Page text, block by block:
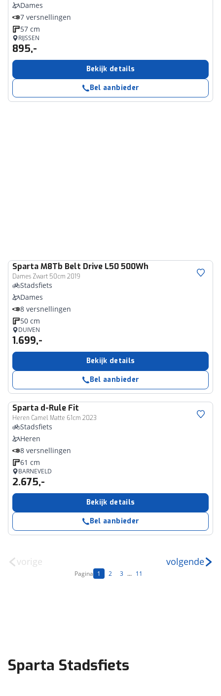
Dames
7 versnellingen
57 cm
RIJSSEN
895,-
Bekijk details
Bel aanbieder
SpartaM8Tb Belt Drive L50 500Wh
Dames Zwart 50cm 2019
Stadsfiets
Dames
8 versnellingen
50 cm
DUIVEN
1.699,-
Bekijk details
Bel aanbieder
Sparta d-Rule Fit
Heren Camel Matte 61cm 2023
Stadsfiets
Heren
8 versnellingen
61 cm
BARNEVELD
2.675,-
Bekijk details
Bel aanbieder
vorige
Pagina 1 2 3 ... 11
volgende
Sparta Stadsfiets